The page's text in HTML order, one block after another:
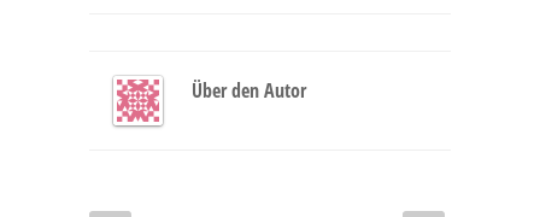
Über den Autor